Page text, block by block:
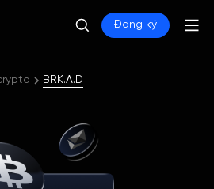
Đăng ký
BRK.A.D